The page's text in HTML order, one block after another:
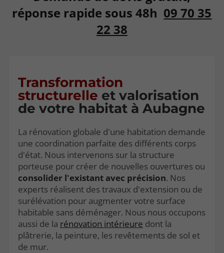
réponse rapide sous 48h 09 70 35
22 38
Transformation
structurelle et valorisation
de votre habitat à Aubagne
La rénovation globale d'une habitation demande
une coordination parfaite des différents corps
d'état. Nous intervenons sur la structure
porteuse pour créer de nouvelles ouvertures ou
consolider l'existant avec précision. Nos
experts réalisent des travaux d'extension ou de
surélévation pour augmenter votre surface
habitable sans déménager. Nous nous occupons
aussi de la rénovation intérieure dont la
plâtrerie, la peinture, les revêtements de sol et
de mur.